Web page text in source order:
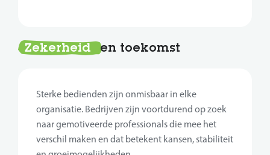
Zekerheid en toekomst
Sterke bedienden zijn onmisbaar in elke
organisatie. Bedrijven zijn voortdurend op zoek
naar gemotiveerde professionals die mee het
verschil maken en dat betekent kansen, stabiliteit